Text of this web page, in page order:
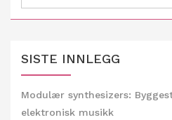
for:
SISTE INNLEGG
Modulær synthesizers:
elektronisk musikk